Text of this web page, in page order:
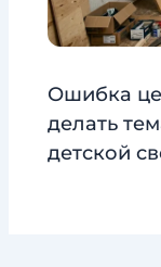
Ошибка
делать
детской